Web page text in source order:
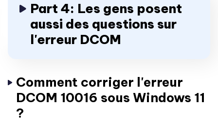
Part 4: Les gens posent
aussi des questions sur
l'erreur DCOM
Comment corriger l'erreur
DCOM 10016 sous Windows 11
?